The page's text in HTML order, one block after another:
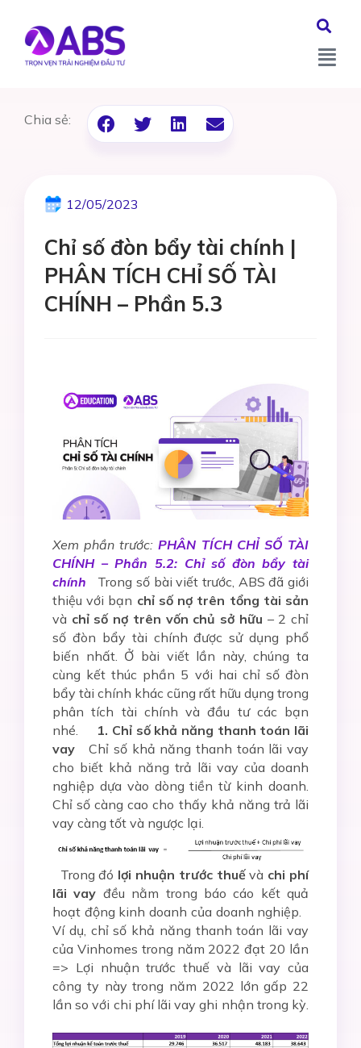
Chia sẻ:
12/05/2023
Chỉ số đòn bẩy tài chính |
PHÂN TÍCH CHỈ SỐ TÀI
CHÍNH – Phần 5.3
Xem phần trước:PHÂN TÍCH CHỈ SỐ TÀI
CHÍNH – Phần 5.2: Chỉ số đòn bẩy tài
chính
Trong số bài viết trước, ABS đã giới
thiệu với bạn chỉ số nợ trên tổng tài sản
và chỉ số nợ trên vốn chủ sở hữu – 2chỉ
số đòn bẩy tài chính được sử dụng phổ
biến nhất. Ở bài viết lần này, chúng ta
cùng kết thúc phần 5 với hai chỉ số đòn
bẩy tài chính khác cũng rất hữu dụng trong
phân tích tài chính và đầu tư các bạn
nhé.
1. Chỉ số khả năng thanh toán lãi
vay
Chỉ số khả năng thanh toán lãi vay
cho biết khả năng trả lãi vay của doanh
nghiệp dựa vào dòng tiền từ kinh doanh.
Chỉ số càng cao cho thấy khả năng trả lãi
vay càng tốt và ngược lại.
Trong đó lợi nhuận trước thuếvà chi phí
lãi vay đều nằm trong báo cáo kết quả
hoạt động kinh doanh của doanh nghiệp.
Ví dụ, chỉ số khả năng thanh toán lãi vay
của Vinhomes trong năm 2022 đạt 20 lần
=> Lợi nhuận trước thuế và lãi vay của
công ty này trong năm 2022 lớn gấp 22
lần so với chi phí lãi vay ghi nhận trong kỳ.